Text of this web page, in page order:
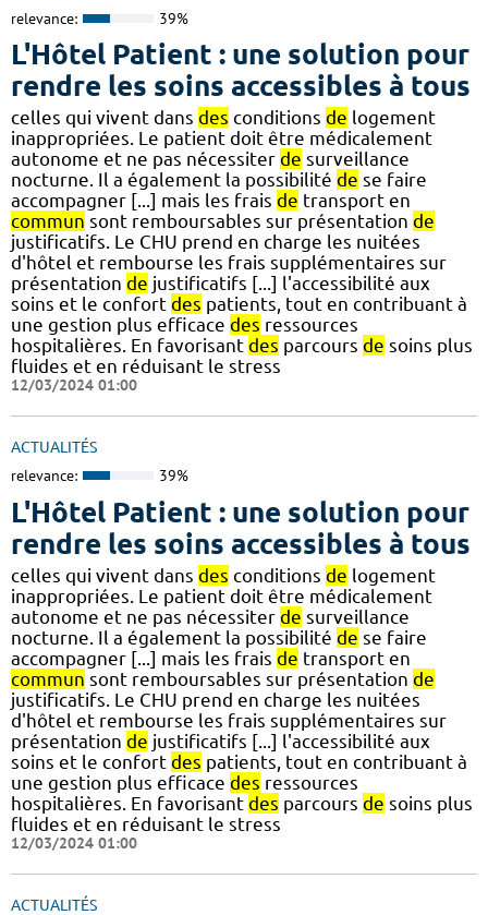
relevance: 39%
L'Hôtel Patient : une solution pour
rendre les soins accessibles à tous
celles qui vivent dans des conditions de logement
inappropriées. Le patient doit être médicalement
autonome et ne pas nécessiter de surveillance
nocturne. Il a également la possibilité de se faire
accompagner [...] mais les frais de transport en
commun sont remboursables sur présentation de
justificatifs. Le CHU prend en charge les nuitées
d'hôtel et rembourse les frais supplémentaires sur
présentation de justificatifs [...] l'accessibilité aux
soins et le confort des patients, tout en contribuant à
une gestion plus efficace des ressources
hospitalières. En favorisant des parcours de soins plus
fluides et en réduisant le stress
12/03/2024 01:00
ACTUALITÉS
relevance: 39%
L'Hôtel Patient : une solution pour
rendre les soins accessibles à tous
celles qui vivent dans des conditions de logement
inappropriées. Le patient doit être médicalement
autonome et ne pas nécessiter de surveillance
nocturne. Il a également la possibilité de se faire
accompagner [...] mais les frais de transport en
commun sont remboursables sur présentation de
justificatifs. Le CHU prend en charge les nuitées
d'hôtel et rembourse les frais supplémentaires sur
présentation de justificatifs [...] l'accessibilité aux
soins et le confort des patients, tout en contribuant à
une gestion plus efficace des ressources
hospitalières. En favorisant des parcours de soins plus
fluides et en réduisant le stress
12/03/2024 01:00
ACTUALITÉS